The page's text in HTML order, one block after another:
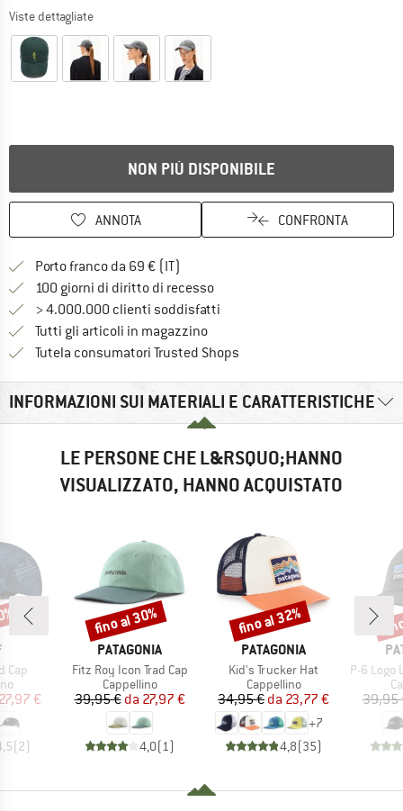
Viste dettagliate
NON PIÙ DISPONIBILE
ANNOTA CONFRONTA
Porto franco da 69 € (IT)
100 giorni di diritto di recessoVai alla politica di recesso qui
> 4.000.000 clienti soddisfatti
Tutti gli articoli in magazzino
Tutela consumatori Trusted Shops
INFORMAZIONI SUI MATERIALI E CARATTERISTICHE
LE PERSONE CHE L&RSQUO;HANNO
VISUALIZZATO, HANNO ACQUISTATO
Cap
prodotti
ridotto
€
(2)
MARCHIO
PATAGONIA
Articolo
Fitz Roy Icon Trad Cap
Gruppo di prodotti
Cappellino
Prezzo
39,95 € Prezzo ridotto
da 27,97 €
4,0(1 )
Sconto
fino al 30%
MARCHIO
PATAGONIA
Articolo
Kid's Trucker Hat
Gruppo di prodotti
Cappellino
Prezzo
34,95 € Prezzo ridotto
da 23,77 €
+7
4,8(35)
Sconto
fino al 32%
Articolo
P-6 Logo
39,95